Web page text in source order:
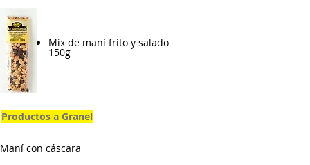
Mix de maní frito y salado
150g
Productos a Granel
Maní con cáscara